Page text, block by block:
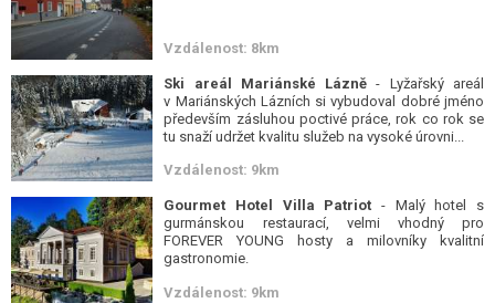
Vzdálenost: 8km
Ski areál Mariánské Lázně - Lyžařský areál
v Mariánských Lázních si vybudoval dobré jméno
především zásluhou poctivé práce, rok co rok se
tu snaží udržet kvalitu služeb na vysoké úrovni...
Vzdálenost: 9km
Gourmet Hotel Villa Patriot - Malý hotel s
gurmánskou restaurací, velmi vhodný pro
FOREVER YOUNG hosty a milovníky kvalitní
gastronomie.
Vzdálenost: 9km